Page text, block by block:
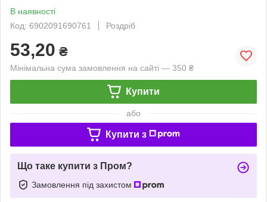
В наявності
Код: 6902091690761
Роздріб
53,20 ₴
Мінімальна сума замовлення на сайті — 350 ₴
Купити
або
Купити з
Що таке купити з Пром?
Замовлення під захистом